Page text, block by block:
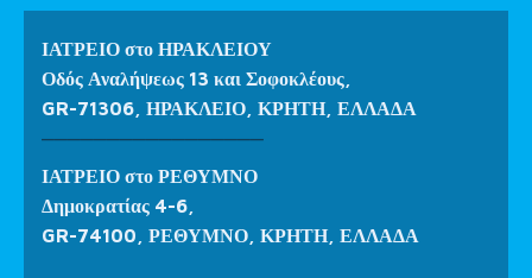
ΙΑΤΡΕΙΟ στο ΗΡΑΚΛΕΙΟΥ
Οδός Αναλήψεως 13 και Σοφοκλέους,
GR-71306, ΗΡΑΚΛΕΙΟ, ΚΡΗΤΗ, ΕΛΛΑΔΑ
ΙΑΤΡΕΙΟ στο ΡΕΘΥΜΝΟ
Δημοκρατίας 4-6,
GR-74100, ΡΕΘΥΜΝΟ, ΚΡΗΤΗ, ΕΛΛΑΔΑ